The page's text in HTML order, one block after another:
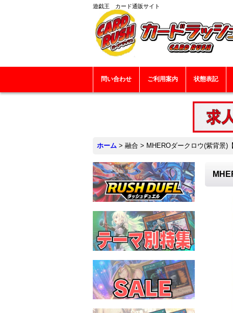
遊戯王 カード通販サイト
問い合わせ ご利用案内 状態表記
ホーム > 融合 > MHEROダークロウ(紫背景)